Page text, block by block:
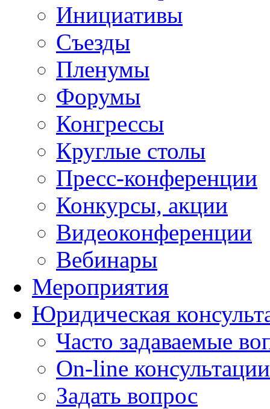
Инициативы
Съезды
Пленумы
Форумы
Конгрессы
Круглые столы
Пресс-конференции
Конкурсы, акции
Видеоконференции
Вебинары
Мероприятия
Юридическая
Часто задаваемые
On-line консультации
Задать вопрос